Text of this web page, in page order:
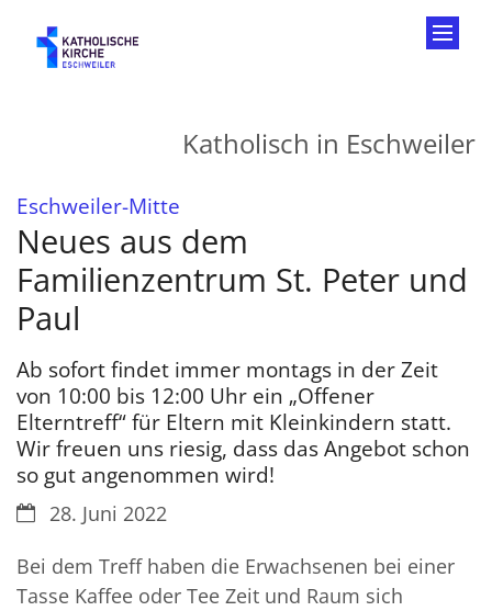
Katholisch in Eschweiler
Eschweiler-Mitte
Neues aus dem
Familienzentrum St. Peter und
Paul
Ab sofort findet immer montags in der Zeit
von 10:00 bis 12:00 Uhr ein „Offener
Elterntreff“ für Eltern mit Kleinkindern statt.
Wir freuen uns riesig, dass das Angebot schon
so gut angenommen wird!
Datum:28. Juni 2022
Bei dem Treff haben die Erwachsenen bei einer
Tasse Kaffee oder Tee Zeit und Raum sich